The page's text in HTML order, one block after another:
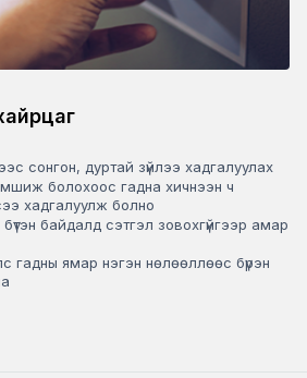
сонгон, дуртай зүйлээ хадгалуулах
болохоос гадна хичнээн ч
хадгалуулж болно
бүтэн байдалд сэтгэл зовохгүйгээр амар
гадны ямар нэгэн нөлөөллөөс бүрэн